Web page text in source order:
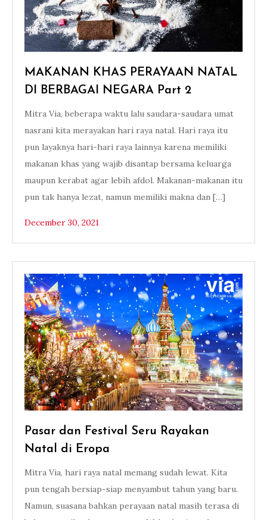
MAKANAN KHAS PERAYAAN NATAL
DI BERBAGAI NEGARA Part 2
Mitra Via, beberapa waktu lalu saudara-saudara umat
nasrani kita merayakan hari raya natal. Hari raya itu
pun layaknya hari-hari raya lainnya karena memiliki
makanan khas yang wajib disantap bersama keluarga
maupun kerabat agar lebih afdol. Makanan-makanan itu
pun tak hanya lezat, namun memiliki makna dan […]
December 30, 2021
Pasar dan Festival Seru Rayakan
Natal di Eropa
Mitra Via, hari raya natal memang sudah lewat. Kita
pun tengah bersiap-siap menyambut tahun yang baru.
Namun, suasana bahkan perayaan natal masih terasa di